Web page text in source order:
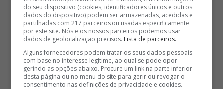
do seu dispositivo (cookies, identificadores únicos e outros
dados do dispositivo) podem ser armazenadas, acedidas e
partilhadas com 217 parceiros ou usadas especificamente
por este site. Nós e os nossos parceiros podemos usar
dados de geolocalização precisos. Lista de parceiros.
Alguns fornecedores podem tratar os seus dados pessoais
com base no interesse legítimo, ao qual se pode opor
gerindo as opções abaixo. Procure um link na parte inferior
desta página ou no menu do site para gerir ou revogar o
consentimento nas definições de privacidade e cookies.